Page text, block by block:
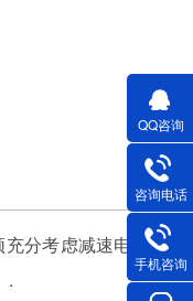
分考虑减速电机的
.
QQ咨询
咨询电话
手机咨询